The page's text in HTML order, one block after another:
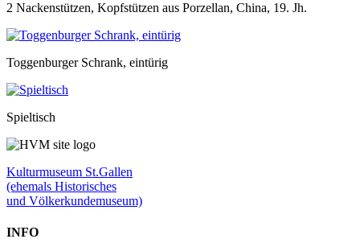
2 Nackenstützen, Kopfstützen aus Porzellan, China, 19. Jh.
Toggenburger Schrank, eintürig
Spieltisch
Kulturmuseum St.Gallen
(ehemals Historisches
und Völkerkundemuseum)
INFO